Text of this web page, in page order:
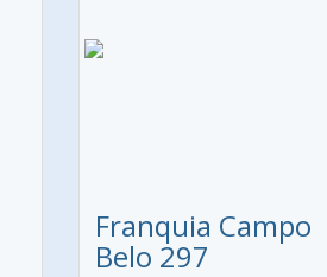
Franquia Campo
Belo 297